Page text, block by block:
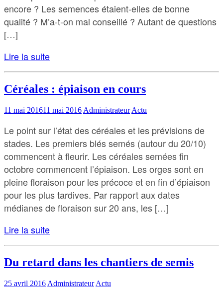
encore ? Les semences étaient-elles de bonne
qualité ? M’a-t-on mal conseillé ? Autant de questions
[…]
Lire la suite
Céréales : épiaison en cours
11 mai 201611 mai 2016 Administrateur Actu
Le point sur l’état des céréales et les prévisions de
stades. Les premiers blés semés (autour du 20/10)
commencent à fleurir. Les céréales semées fin
octobre commencent l’épiaison. Les orges sont en
pleine floraison pour les précoce et en fin d’épiaison
pour les plus tardives. Par rapport aux dates
médianes de floraison sur 20 ans, les […]
Lire la suite
Du retard dans les chantiers de semis
25 avril 2016 Administrateur Actu